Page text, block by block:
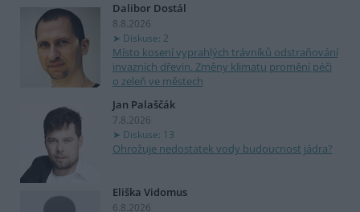
Dalibor Dostál
8.8.2026
Diskuse: 2
Místo kosení vyprahlých trávníků odstraňování
invazních dřevin. Změny klimatu promění péči
o zeleň ve městech
Jan Palaščák
7.8.2026
Diskuse: 13
Ohrožuje nedostatek vody budoucnost jádra?
Eliška Vidomus
6.8.2026